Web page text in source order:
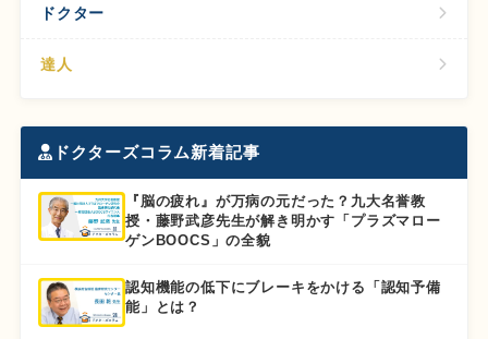
ドクター
達人
ドクターズコラム新着記事
『脳の疲れ』が万病の元だった？九大名誉教
授・藤野武彦先生が解き明かす「プラズマロー
ゲンBOOCS」の全貌
認知機能の低下にブレーキをかける「認知予備
能」とは？